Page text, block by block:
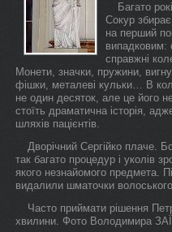
Багато
Сокур
на перший
випадковим:
справжні
Монети, значки, пружини,
фішки, металеві кульки… В
не один десяток, але це його
стоїть драматична історія,
шляхів пацієнтів.
Дворічний Сергійко плаче.
так багато процедур і уколів
якого незнайомого предмета.
видалили шматочки
Часто приймати рішення
хвилини. Фото Володимира